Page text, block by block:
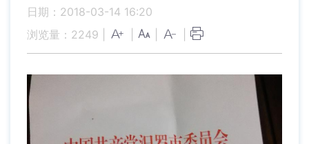
日期：2018-03-14 16:20
浏览量： 2249